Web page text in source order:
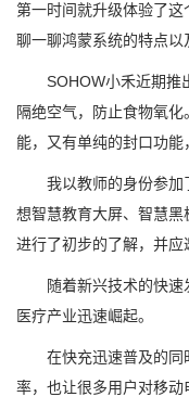
第一时间就升级体验了
聊一聊鸿蒙系统的特点以
SOHOW小禾近期推
隔绝空气，防止食物氧
能，又有单纯的封口功能
我以教师的身份参加
想智慧教育大屏、智慧
进行了初步的了解，并应
随着新兴技术的快速
医疗产业迅速崛起。
在快充迅速普及的同
率，也让很多用户对移